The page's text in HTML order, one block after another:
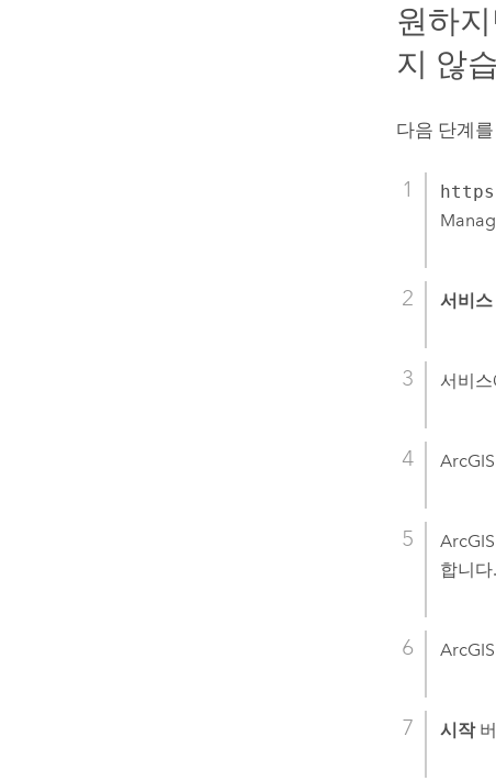
원하
지 않
다음 단계
서비스
서비스
합니다.
시작